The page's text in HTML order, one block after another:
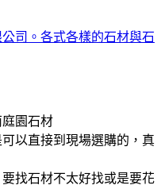
司。各式各樣的石材與石
園石材
以直接到現場選購的，真
找石材不太好找或是要花